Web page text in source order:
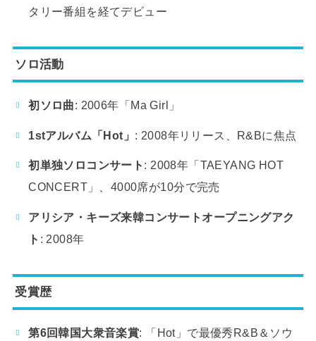
タリー番組を経てデビュー
ソロ活動
初ソロ曲: 2006年「Ma Girl」
1stアルバム「Hot」 : 2008年リリース、R&Bに焦点
初単独ソロコンサート : 2008年「TAEYANG HOT
CONCERT」、4000席が10分で完売
アリシア・キーズ来韓コンサートオープニングアク
ト : 2008年
受賞歴
第6回韓国大衆音楽賞: 「Hot」で最優秀R&B＆ソウ